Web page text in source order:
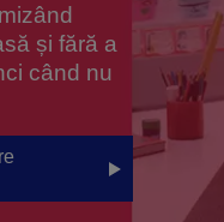
și fără a
când nu